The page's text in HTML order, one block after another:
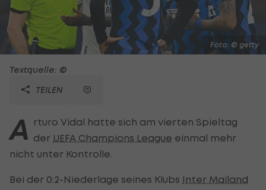
Foto: © getty
Textquelle: ©
TEILEN
A rturo Vidal hatte sich am vierten Spieltag
der UEFA Champions League einmal mehr
nicht unter Kontrolle.
Bei der 0:2-Niederlage seines Klubs Inter Mailand